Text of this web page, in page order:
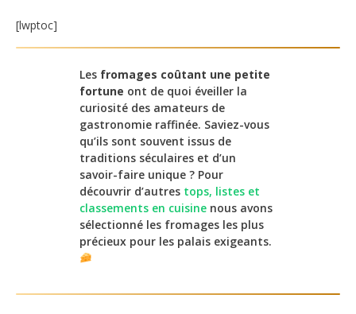
[lwptoc]
Les fromages coûtant une petite
fortune ont de quoi éveiller la
curiosité des amateurs de
gastronomie raffinée. Saviez-vous
qu’ils sont souvent issus de
traditions séculaires et d’un
savoir-faire unique ? Pour
découvrir d’autres tops, listes et
classements en cuisine nous avons
sélectionné les fromages les plus
précieux pour les palais exigeants.